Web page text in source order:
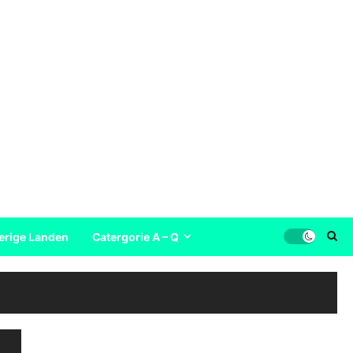
Landen Catergorie A – Q